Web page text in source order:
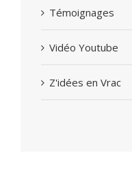
Témoignages
Vidéo Youtube
Z'idées en Vrac